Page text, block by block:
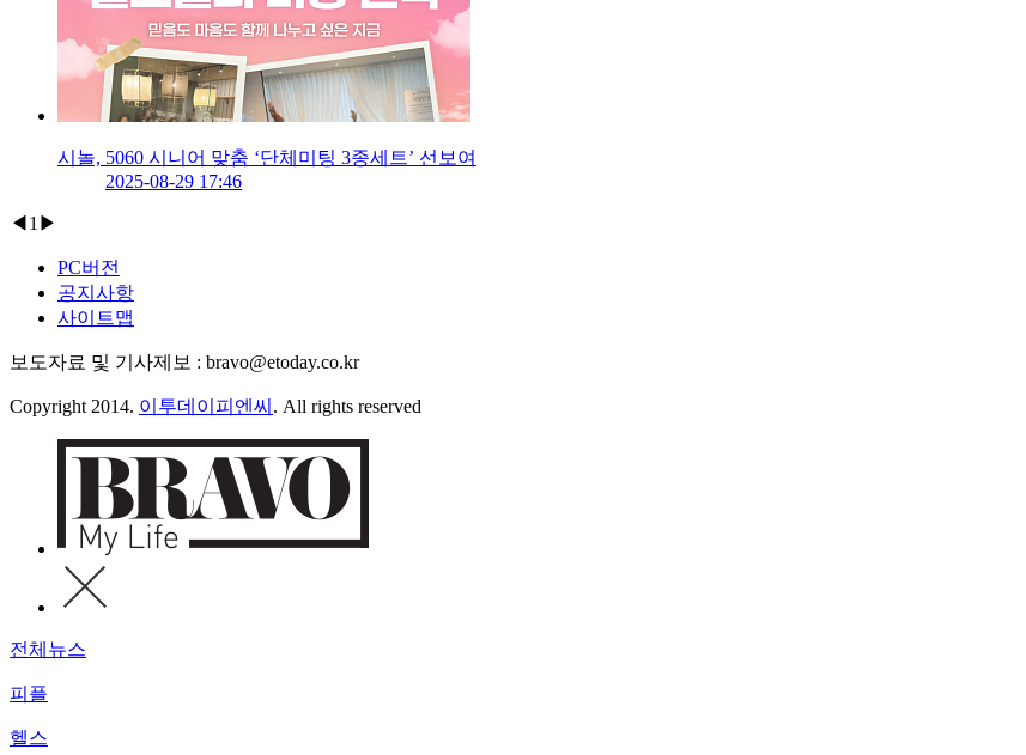
시놀, 5060 시니어 맞춤 ‘단체미팅 3종세트’ 선보여
2025-08-29 17:46
◀ 1 ▶
PC버전
공지사항
사이트맵
보도자료 및 기사제보 : bravo@etoday.co.kr
Copyright 2014. 이투데이피엔씨 . All rights reserved
전체뉴스
피플
헬스